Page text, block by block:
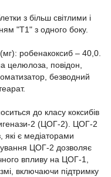
з більш світлими і
"T1" з одного боку.
робенакоксиб – 40,0.
целюлоза, повідон,
безводний
до класу коксибів
2 (ЦОГ-2). ЦОГ-2
які є медіаторами
ЦОГ-2 дозволяє
впливу на ЦОГ-1,
включаючи підтримку